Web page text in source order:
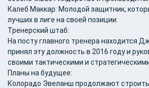
Калеб Маккар: Молодой защитник,
лучших в лиге на своей позиции.
Тренерский штаб:
На посту главного тренера находится
принял эту должность в 2016 году и
своими тактическими и
Планы на будущее:
Колорадо Эвеланш продолжают строить